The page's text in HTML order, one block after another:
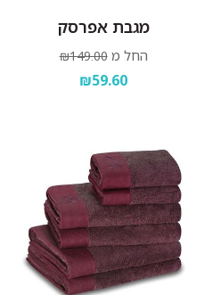
מגבת אפרסק
החל מ ₪149.00
₪59.60